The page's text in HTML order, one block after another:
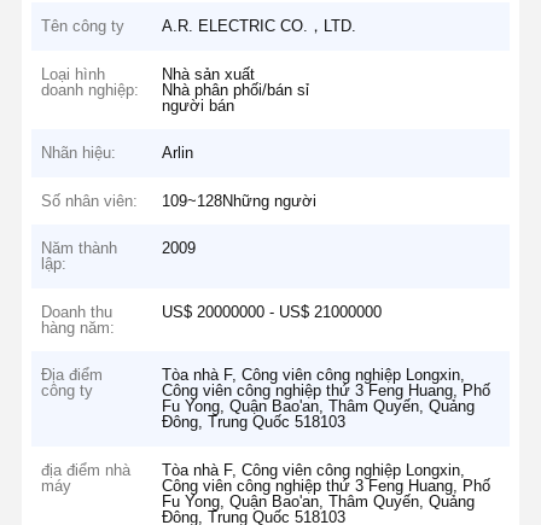
Tên công ty A.R. ELECTRIC CO.，LTD.
Loại hình
doanh nghiệp:
Nhà sản xuất
Nhà phân phối/bán sỉ
người bán
Nhãn hiệu: Arlin
Số nhân viên: 109~128Những người
Năm thành
lập:
2009
Doanh thu
hàng năm:
US$ 20000000 - US$ 21000000
Địa điểm
công ty
Tòa nhà F, Công viên công nghiệp Longxin,
Công viên công nghiệp thứ 3 Feng Huang, Phố
Fu Yong, Quận Bao'an, Thâm Quyến, Quảng
Đông, Trung Quốc 518103
địa điểm nhà
máy
Tòa nhà F, Công viên công nghiệp Longxin,
Công viên công nghiệp thứ 3 Feng Huang, Phố
Fu Yong, Quận Bao'an, Thâm Quyến, Quảng
Đông, Trung Quốc 518103